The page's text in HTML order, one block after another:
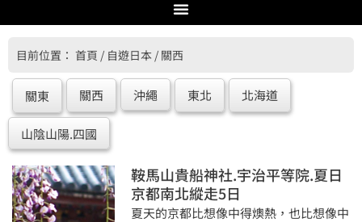
目前位置： 首頁 / 自遊日本 / 關西
關東 關西 沖繩 東北 北海道
山陰山陽.四國
鞍馬山貴船神社.宇治平等院.夏日
京都南北縱走5日
夏天的京都比想像中得燠熱，也比想像中